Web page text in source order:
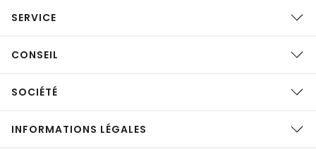
SERVICE
CONSEIL
SOCIÉTÉ
INFORMATIONS LÉGALES